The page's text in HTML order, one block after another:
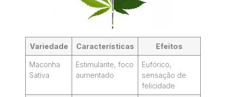
Variedade Características Efeitos
Maconha
Sativa
Estimulante, foco
aumentado
Eufórico,
sensação de
felicidade